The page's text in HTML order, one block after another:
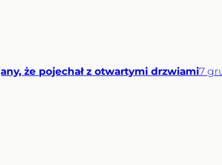
że pojechał z otwartymi drzwiami7